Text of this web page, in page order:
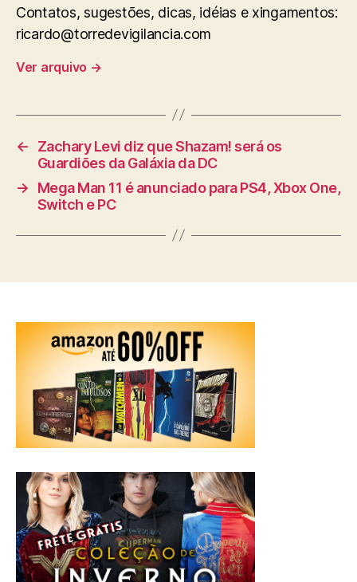
Contatos, sugestões, dicas, idéias e xingamentos:
ricardo@torredevigilancia.com
Ver arquivo →
←
Zachary Levi diz que Shazam! será os
Guardiões da Galáxia da DC
→
Mega Man 11 é anunciado para PS4, Xbox One,
Switch e PC